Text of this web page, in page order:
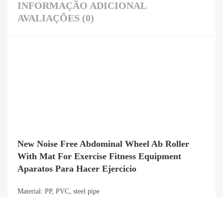
INFORMAÇÃO ADICIONAL
AVALIAÇÕES (0)
New Noise Free Abdominal Wheel Ab Roller
With Mat For Exercise Fitness Equipment
Aparatos Para Hacer Ejercicio
Material: PP, PVC, steel pipe